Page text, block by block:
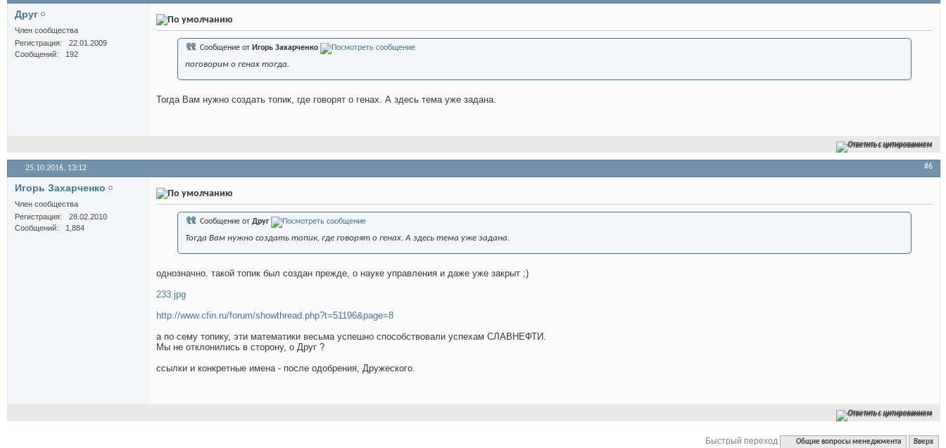
Друг
Член сообщества
Регистрация
22.01.2009
Сообщений
192
Сообщение от Игорь Захарченко
поговорим о генах тогда.
Тогда Вам нужно создать топик, где говорят о генах. А здесь тема уже задана.
Ответить с цитированием
25.10.2016, 13:12 #6
Игорь Захарченко
Член сообщества
Регистрация
28.02.2010
Сообщений
1,884
Сообщение от Друг
Тогда Вам нужно создать топик, где говорят о генах. А здесь тема уже задана.
однозначно. такой топик был создан прежде, о науке управления и даже уже закрыт ;)
233.jpg
http://www.cfin.ru/forum/showthread.php?t=51196&page=8
а по сему топику, эти математики весьма успешно способствовали успехам СЛАВНЕФТИ.
Мы не отклонились в сторону, о Друг ?
ссылки и конкретные имена - после одобрения, Дружеского.
Ответить с цитированием
Быстрый переход Общие вопросы менеджмента Вверх